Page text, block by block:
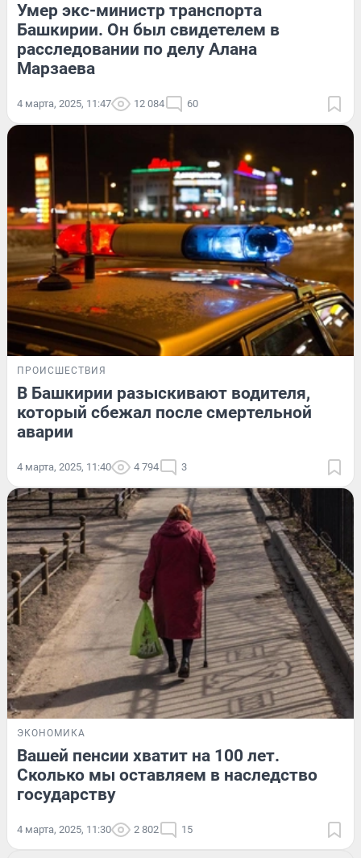
Умер экс-министр транспорта
Башкирии. Он был свидетелем в
расследовании по делу Алана
Марзаева
4 марта, 2025, 11:47 12 084 60
ПРОИСШЕСТВИЯ
В Башкирии разыскивают водителя,
который сбежал после смертельной
аварии
4 марта, 2025, 11:40 4 794 3
ЭКОНОМИКА
Вашей пенсии хватит на 100 лет.
Сколько мы оставляем в наследство
государству
4 марта, 2025, 11:30 2 802 15